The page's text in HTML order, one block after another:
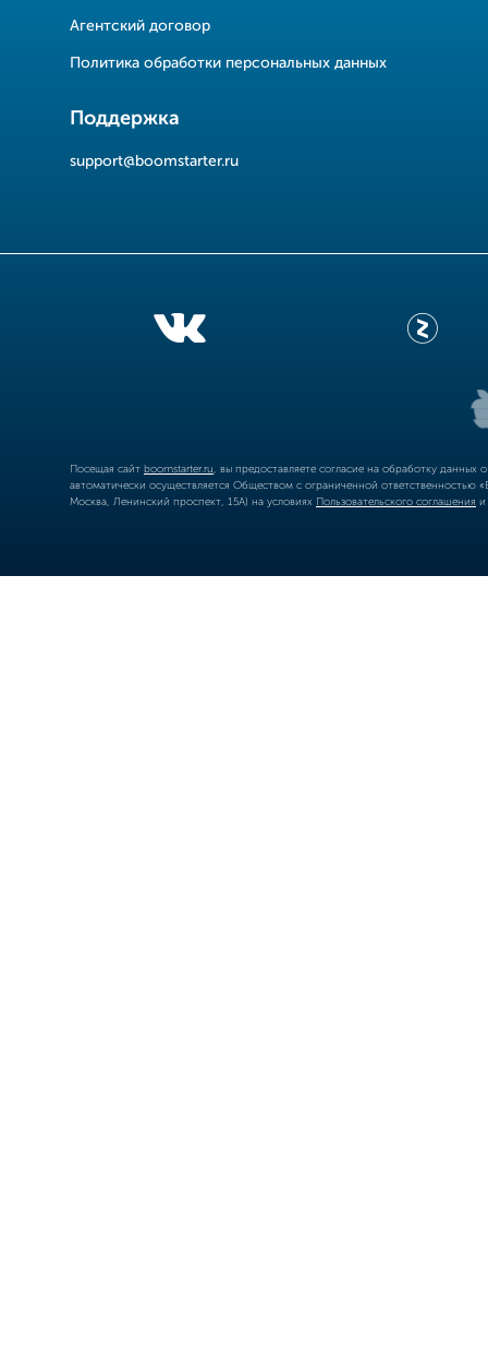
Агентский договор
Политика обработки персональных данных
Поддержка
support@boomstarter.ru
Посещая сайт boomstarter.ru , вы предоставляете согласие на обработку
автоматически осуществляется Обществом с ограниченной
Москва, Ленинский проспект, 15А) на условиях Пользовательского соглашения и